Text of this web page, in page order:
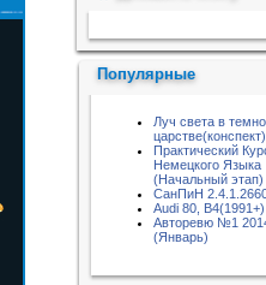
Популярные
Луч света в
царстве(конспект)
Практический
Немецкого Языка
(Начальный этап)
СанПиН
Audi 80, B4(1991+)
Авторевю №1
(Январь)